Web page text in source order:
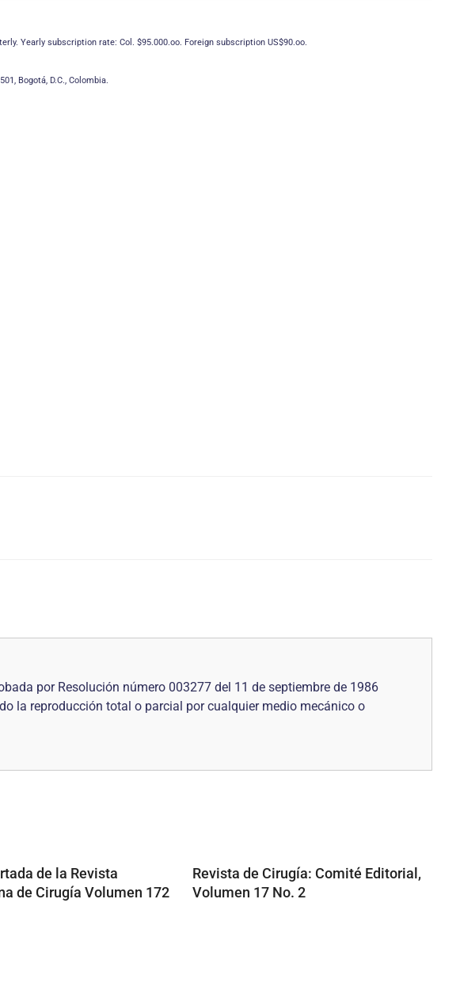
Yearly subscription rate: Col. $95.000.oo. Foreign subscription US$90.oo.
Bogotá, D.C., Colombia.
por Resolución número 003277 del 11 de septiembre de 1986
la reproducción total o parcial por cualquier medio mecánico o
de la Revista
de Cirugía Volumen 172
Revista de Cirugía: Comité Editorial,
Volumen 17 No. 2